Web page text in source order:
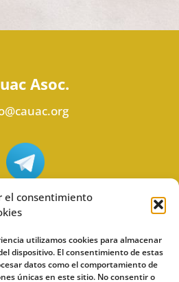
el consentimiento
utilizamos cookies para almacenar
dispositivo. El consentimiento de estas
datos como el comportamiento de
únicas en este sitio. No consentir o
Asoc.
en Telegram
en Odysee